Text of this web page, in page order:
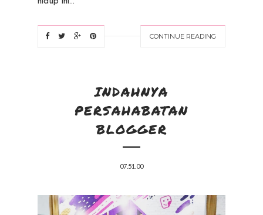
CONTINUE READING
INDAHNYA
PERSAHABATAN
BLOGGER
07.51.00